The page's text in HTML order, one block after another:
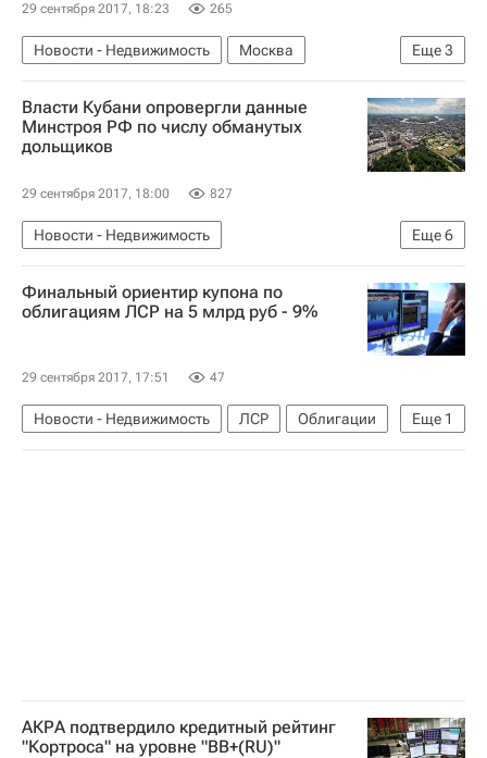
29 сентября 2017, 18:23 265
Еще3
Новости - Недвижимость
Москва
Коммерческая недвижимость
Офисы
Россия
Власти Кубани опровергли данные
Минстроя РФ по числу обманутых
дольщиков
29 сентября 2017, 18:00 827
Еще6
Новости - Недвижимость
Краснодарский край
Дольщики
Жилье
Обманутые дольщики в России
Министерство строительства и жилищно-коммунального хозяйства РФ (Минстрой России)
Россия
Финальный ориентир купона по
облигациям ЛСР на 5 млрд руб - 9%
29 сентября 2017, 17:51 47
Еще 1
Новости - Недвижимость ЛСР
Облигации
Россия
АКРА подтвердило кредитный рейтинг
"Кортроса" на уровне "BB+(RU)"